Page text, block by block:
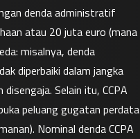
denda administratif
atau 20 juta euro (mana
misalnya, denda
diperbaiki dalam jangka
Selain itu, CCPA
peluang gugatan perdata
Nominal denda CCPA